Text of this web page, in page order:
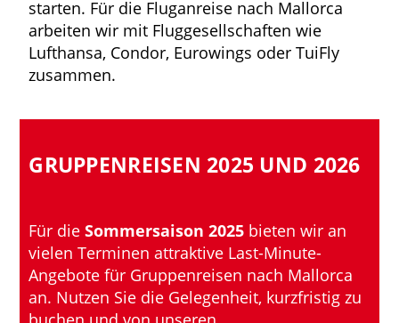
starten. Für die Fluganreise nach Mallorca
arbeiten wir mit Fluggesellschaften wie
Lufthansa, Condor, Eurowings oder TuiFly
zusammen.
GRUPPENREISEN 2025 UND 2026
Für dieSommersaison 2025 bieten wir an
vielen Terminen attraktive Last-Minute-
Angebote für Gruppenreisen nach Mallorca
an. Nutzen Sie die Gelegenheit, kurzfristig zu